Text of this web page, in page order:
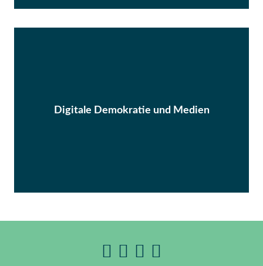
Digitale Demokratie und Medien